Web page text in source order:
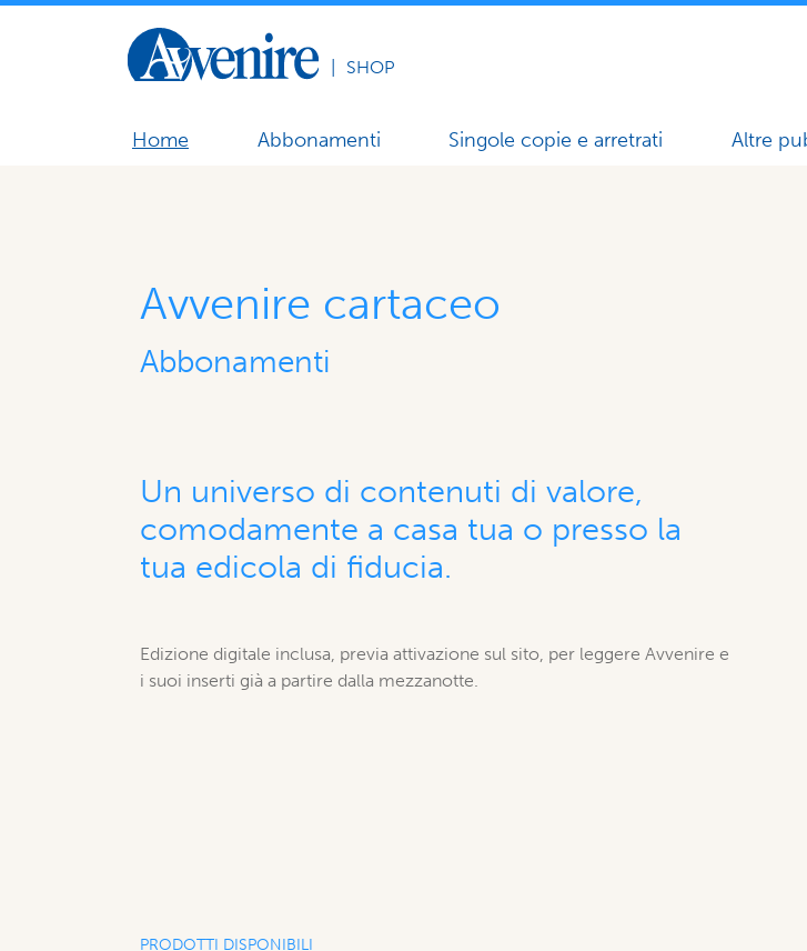
SHOP
Home Abbonamenti Singole copie e arretrati Altre
Avvenire cartaceo
Abbonamenti
Un universo di contenuti di valore,
comodamente a casa tua o presso la
tua edicola di fiducia.
Edizione digitale inclusa, previa attivazione sul sito, per leggere Avvenire e
i suoi inserti già a partire dalla mezzanotte.
PRODOTTI DISPONIBILI